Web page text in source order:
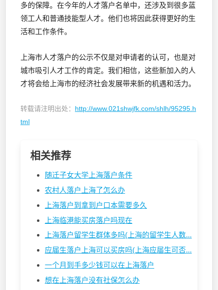
多的保障。在今年的人才落户名单中，还涉及到很多蓝
领工人和普通技能型人才。他们也将因此获得更好的生
活和工作条件。
上海市人才落户的公示不仅是对申请者的认可，也是对
城市吸引人才工作的肯定。我们相信，这些新加入的人
才将会给上海市的经济社会发展带来新的机遇和活力。
转载请注明出处： http://www.021shwjfk.com/shlh/95295.h
tml
相关推荐
随迁子女大学上海落户条件
农村人落户上海了怎么办
上海落户到拿到户口本需要多久
上海临港能买房落户吗现在
上海落户留学生群体多吗(上海的留学生人数...
应届生落户上海可以买房吗(上海应届生可否...
一个月到手多少钱可以在上海落户
想在上海落户没有社保怎么办